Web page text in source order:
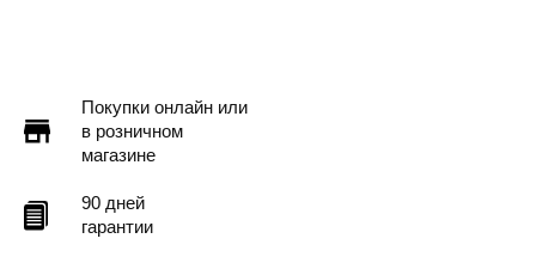
Покупки онлайн или
в розничном
магазине
90 дней
гарантии